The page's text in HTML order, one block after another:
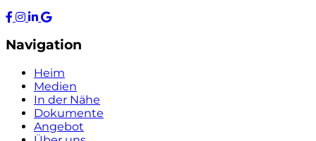
Navigation
Heim
Medien
In der Nähe
Dokumente
Angebot